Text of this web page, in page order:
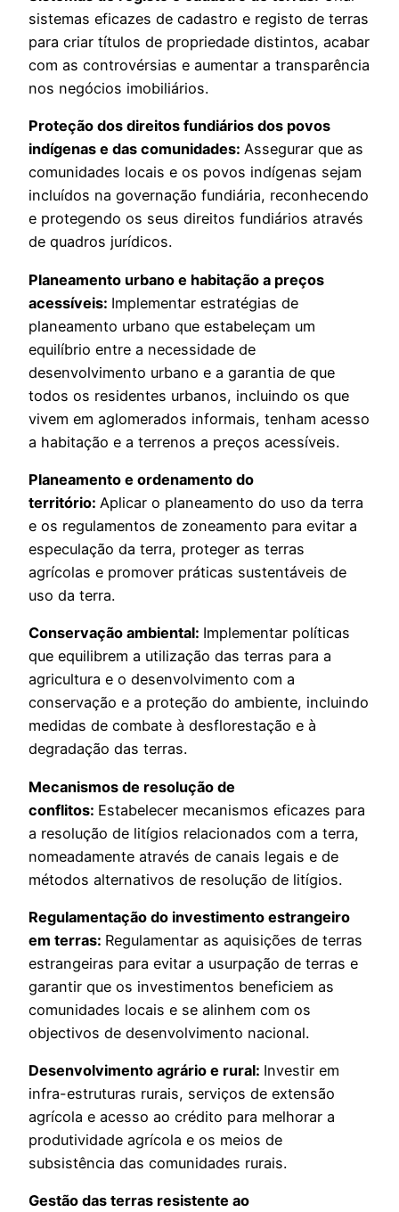
sistemas eficazes de cadastro e registo de terras
para criar títulos de propriedade distintos, acabar
com as controvérsias e aumentar a transparência
nos negócios imobiliários.
Proteção dos direitos fundiários dos povos
indígenas e das comunidades: Assegurar que as
comunidades locais e os povos indígenas sejam
incluídos na governação fundiária, reconhecendo
e protegendo os seus direitos fundiários através
de quadros jurídicos.
Planeamento urbano e habitação a preços
acessíveis: Implementar estratégias de
planeamento urbano que estabeleçam um
equilíbrio entre a necessidade de
desenvolvimento urbano e a garantia de que
todos os residentes urbanos, incluindo os que
vivem em aglomerados informais, tenham acesso
a habitação e a terrenos a preços acessíveis.
Planeamento e ordenamento do
território: Aplicar o planeamento do uso da terra
e os regulamentos de zoneamento para evitar a
especulação da terra, proteger as terras
agrícolas e promover práticas sustentáveis de
uso da terra.
Conservação ambiental: Implementar políticas
que equilibrem a utilização das terras para a
agricultura e o desenvolvimento com a
conservação e a proteção do ambiente, incluindo
medidas de combate à desflorestação e à
degradação das terras.
Mecanismos de resolução de
conflitos: Estabelecer mecanismos eficazes para
a resolução de litígios relacionados com a terra,
nomeadamente através de canais legais e de
métodos alternativos de resolução de litígios.
Regulamentação do investimento estrangeiro
em terras: Regulamentar as aquisições de terras
estrangeiras para evitar a usurpação de terras e
garantir que os investimentos beneficiem as
comunidades locais e se alinhem com os
objectivos de desenvolvimento nacional.
Desenvolvimento agrário e rural: Investir em
infra-estruturas rurais, serviços de extensão
agrícola e acesso ao crédito para melhorar a
produtividade agrícola e os meios de
subsistência das comunidades rurais.
Gestão das terras resistente ao